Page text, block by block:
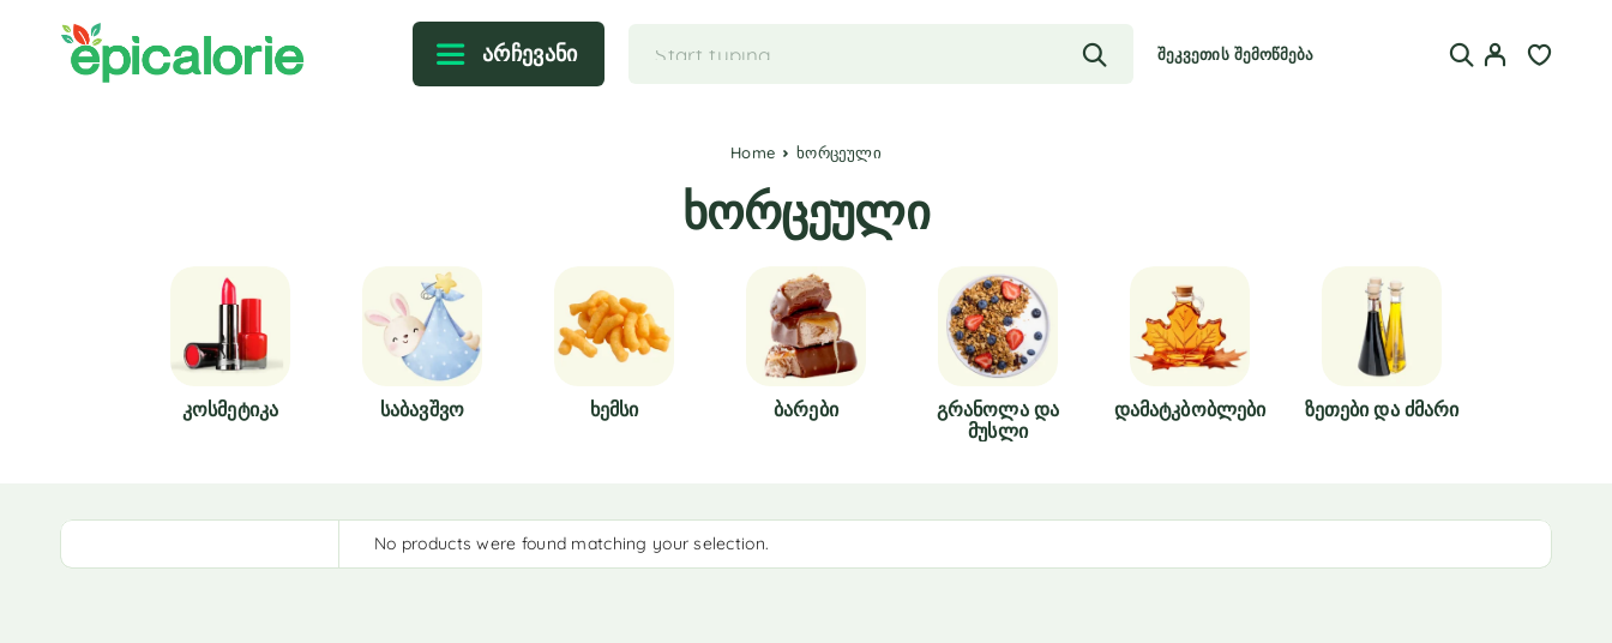
არჩევანი შეკვეთის შემოწმება
Home ხორცეული
ხორცეული
Კოსმეტიკა Საბავშვო Ხემსი Ბარები
Გრანოლა Და
Მუსლი
Დამატკბობლები Ზეთები Და Ძმარი
No products were found matching your selection.